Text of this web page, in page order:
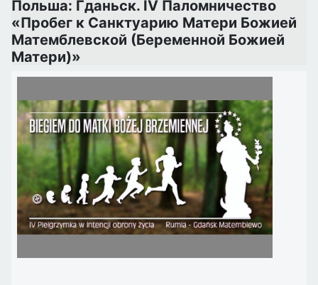
Польша: Гданьск. IV Паломничество
«Пробег к Санктуарию Матери Божией
Матемблевской (Беременной Божией
Матери)»